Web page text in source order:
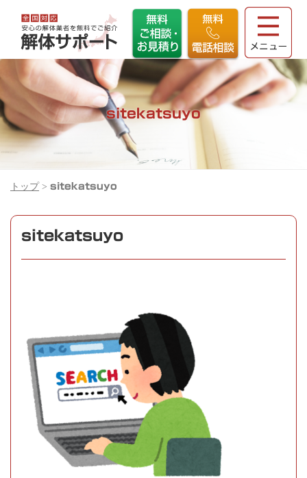
sitekatsuyo
トップ > sitekatsuyo
sitekatsuyo